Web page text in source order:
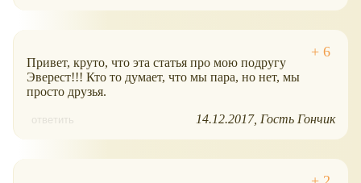
Привет, круто, что эта статья про мою подругу
Эверест!!! Кто то думает, что мы пара, но нет, мы
просто друзья.
ответить 14.12.2017 Гость Гончик